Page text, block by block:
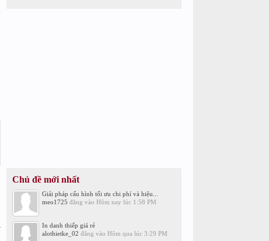
Chủ đề mới nhất
Giải pháp cấu hình tối ưu chi phí và hiệu...
meo1725 đăng vào Hôm nay lúc 1:58 PM
In danh thiếp giá rẻ
alothietke_02 đăng vào Hôm qua lúc 3:29 PM